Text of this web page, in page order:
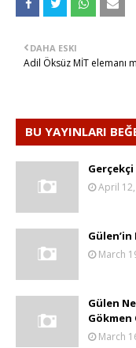
DAHA ESKI
Adil Öksüz MİT elemanı
BU YAYINLARI
Gerçekçi
April
Gülen’in
March
Gülen
Gökmen
March